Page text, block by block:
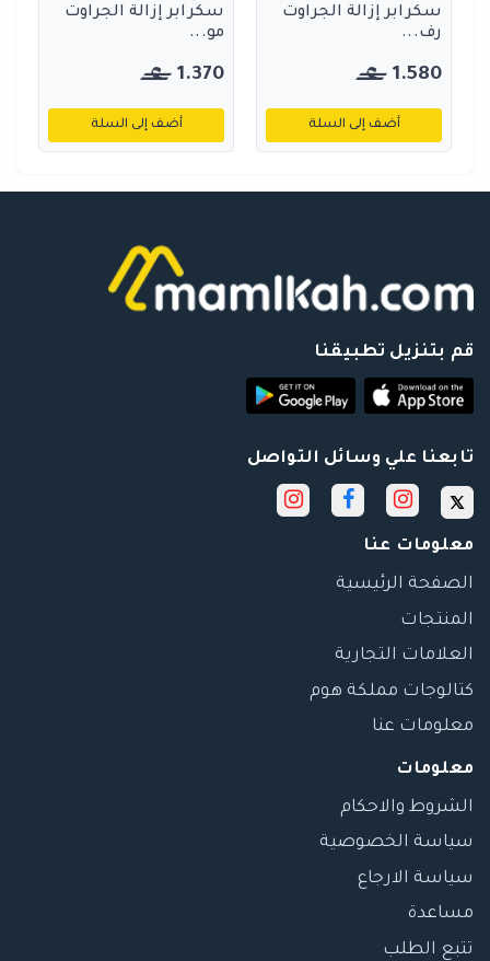
سكرابر إزالة الجراوت
رف...
1.580
أضف إلى السلة
سكرابر إزالة الجراوت
مو...
1.370
أضف إلى السلة
قم بتنزيل تطبيقنا
تابعنا علي وسائل التواصل
معلومات عنا
الصفحة الرئيسية
المنتجات
العلامات التجارية
كتالوجات مملكة هوم
معلومات عنا
معلومات
الشروط والاحكام
سياسة الخصوصية
سياسة الارجاع
مساعدة
تتبع الطلب